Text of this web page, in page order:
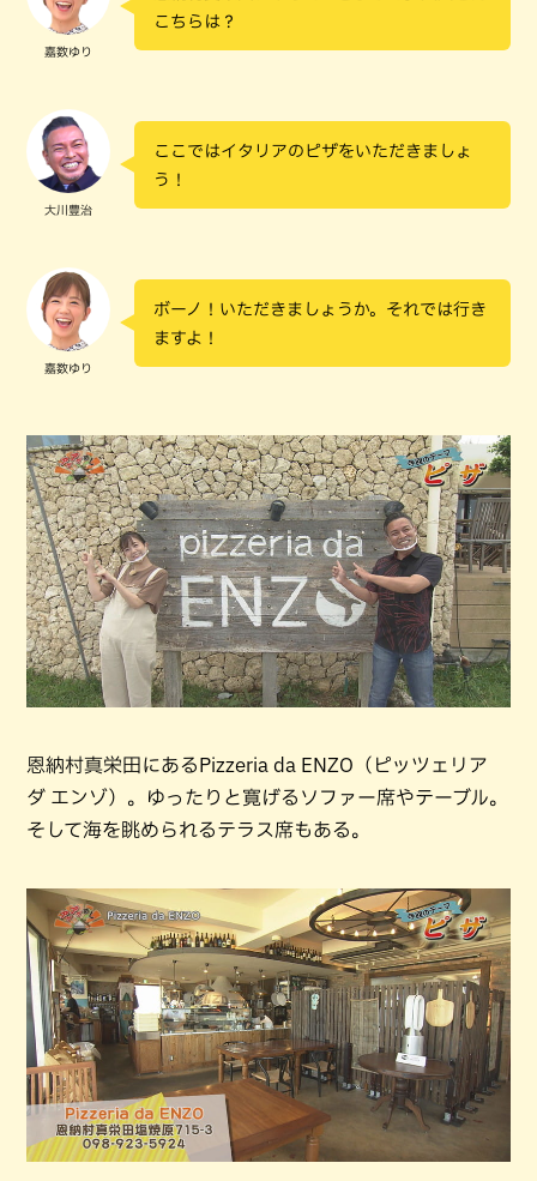
嘉数ゆり
こちらは？
大川豊治
ここではイタリアのピザをいただきましょ
う！
嘉数ゆり
ボーノ！いただきましょうか。それでは行き
ますよ！
恩納村真栄田にあるPizzeria da ENZO（ピッツェリア
ダ エンゾ）。ゆったりと寛げるソファー席やテーブル。
そして海を眺められるテラス席もある。